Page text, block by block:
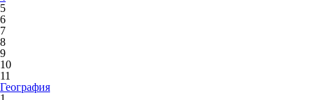
5
6
7
8
9
10
11
География